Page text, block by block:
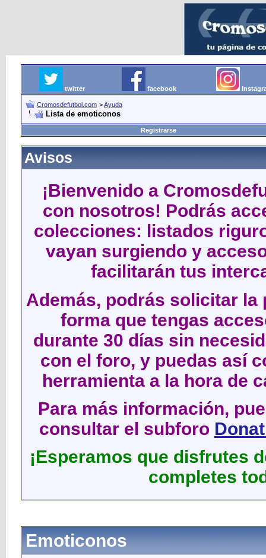
twitter facebook
Cromosdefutbol.com >Ayuda
Lista de emoticonos
Registrarse
Avisos
¡Bienvenido a
con nosotros! Podrás
colecciones: listados
vayan surgiendo y
facilitarán tus
Además, podrás solicitar
forma que tengas
durante 30 días sin
con el foro, y puedas así
herramienta a la hora de
Para más información,
consultar el subforo
¡Esperamos que disfrutes
completes
Emoticonos